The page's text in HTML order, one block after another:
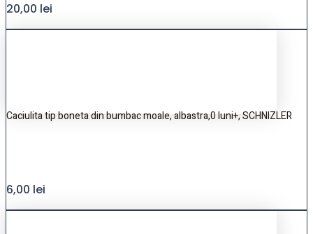
20,00 lei
Caciulita tip boneta din bumbac moale, albastra,0 luni+, SCHNIZLER
6,00 lei